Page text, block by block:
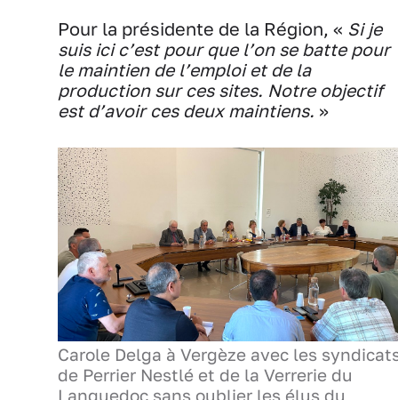
Pour la présidente de la Région, « Si je
suis ici c’est pour que l’on se batte pour
le maintien de l’emploi et de la
production sur ces sites. Notre objectif
est d’avoir ces deux maintiens. »
Carole Delga à Vergèze avec les
de Perrier Nestlé et de la Verrerie du
Languedoc sans oublier les élus du